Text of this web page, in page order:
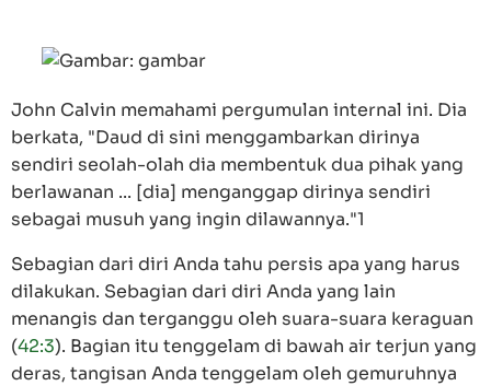
John Calvin memahami pergumulan internal ini. Dia
berkata, "Daud di sini menggambarkan dirinya
sendiri seolah-olah dia membentuk dua pihak yang
berlawanan ... [dia] menganggap dirinya sendiri
sebagai musuh yang ingin dilawannya."1
Sebagian dari diri Anda tahu persis apa yang harus
dilakukan. Sebagian dari diri Anda yang lain
menangis dan terganggu oleh suara-suara keraguan
(42:3). Bagian itu tenggelam di bawah air terjun yang
deras, tangisan Anda tenggelam oleh gemuruhnya